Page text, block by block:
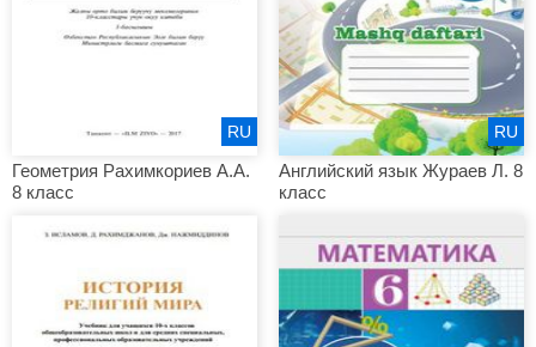
Геометрия Рахимкориев А.А.
8 класс
RU
Английский язык Жураев Л. 8
класс
RU